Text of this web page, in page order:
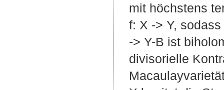
mit höchstens
f: X -> Y,
-> Y-B ist
divisorielle